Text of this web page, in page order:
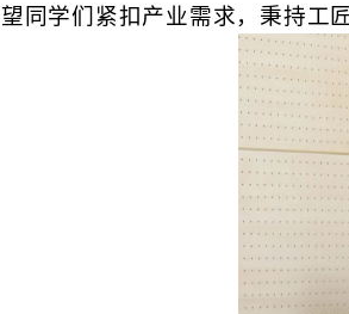
望同学们紧扣产业需求，秉持工